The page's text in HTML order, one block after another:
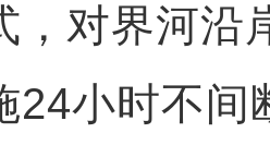
，对界河沿
24小时不间